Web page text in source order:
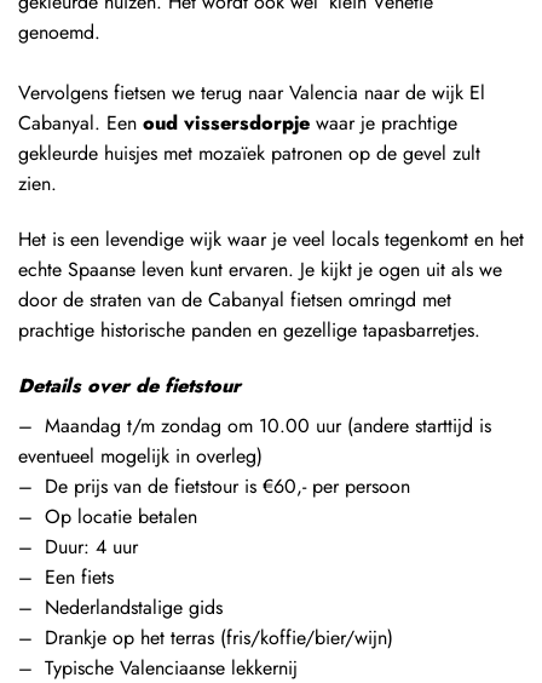
genoemd.
Vervolgens fietsen we terug naar Valencia naar de wijk El
Cabanyal. Een oud vissersdorpje waar je prachtige
gekleurde huisjes met mozaïek patronen op de gevel zult
zien.
Het is een levendige wijk waar je veel locals tegenkomt en het
echte Spaanse leven kunt ervaren. Je kijkt je ogen uit als we
door de straten van de Cabanyal fietsen omringd met
prachtige historische panden en gezellige tapasbarretjes.
Details over de fietstour
– Maandag t/m zondag om 10.00 uur (andere starttijd is
eventueel mogelijk in overleg)
– De prijs van de fietstour is €60,- per persoon
– Op locatie betalen
– Duur: 4 uur
– Een fiets
– Nederlandstalige gids
– Drankje op het terras (fris/koffie/bier/wijn)
– Typische Valenciaanse lekkernij